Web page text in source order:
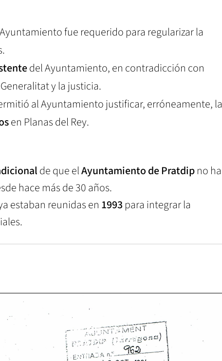
fue requerido para regularizar la
del Ayuntamiento, en contradicción con
y la justicia.
al Ayuntamiento justificar, erróneamente, la
en Planas del Rey.
de que elAyuntamiento de Pratdipno ha
hace más de 30 años.
estaban reunidas en 1993 para integrar la